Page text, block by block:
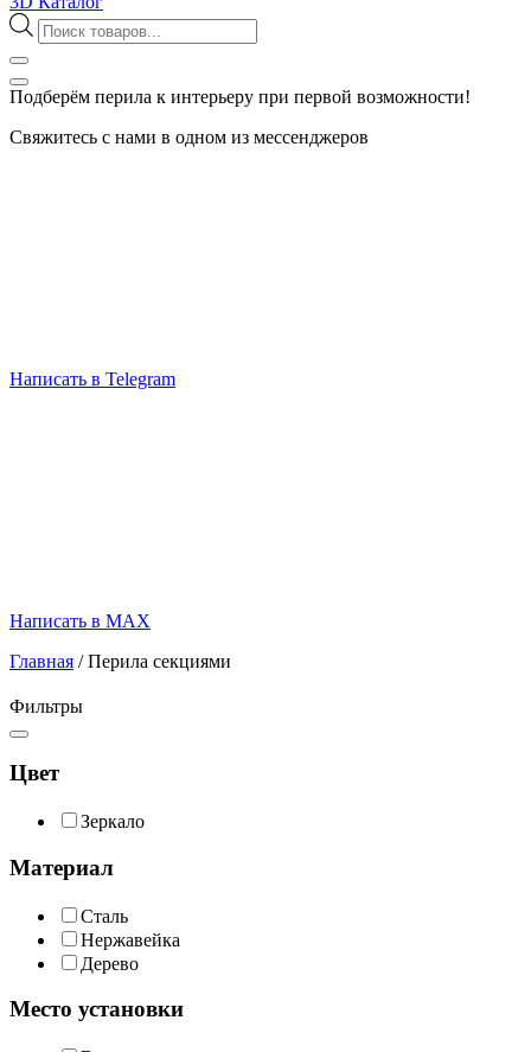
Поиск
товаров
Подберём перила к интерьеру при первой возможности!
Свяжитесь с нами в одном из мессенджеров
Написать в Telegram
Написать в MAX
Главная /Перила секциями
Фильтры
Цвет
Зеркало
Материал
Сталь
Нержавейка
Дерево
Место установки